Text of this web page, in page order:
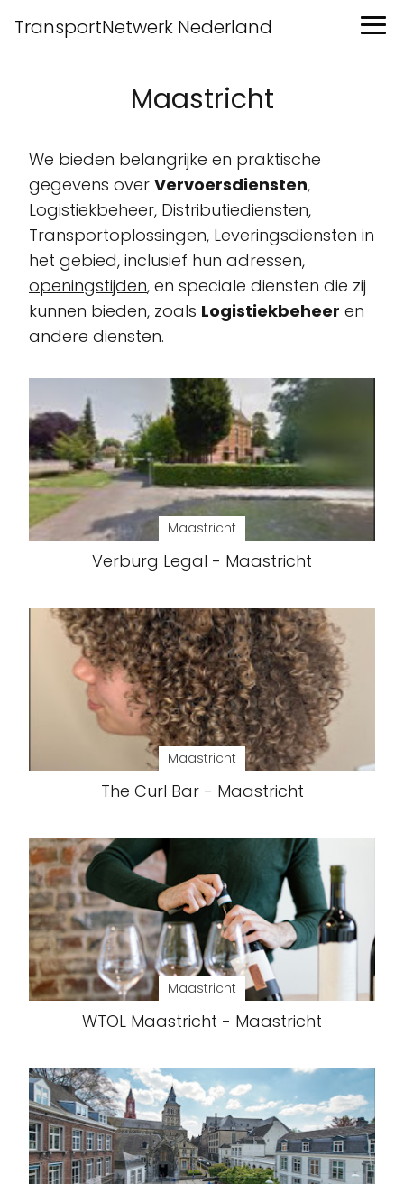
TransportNetwerk Nederland
Maastricht
We bieden belangrijke en praktische
gegevens over Vervoersdiensten,
Logistiekbeheer, Distributiediensten,
Transportoplossingen, Leveringsdiensten in
het gebied, inclusief hun adressen,
openingstijden, en speciale diensten die zij
kunnen bieden, zoals Logistiekbeheer en
andere diensten.
Maastricht
Verburg Legal - Maastricht
Maastricht
The Curl Bar - Maastricht
Maastricht
WTOL Maastricht - Maastricht